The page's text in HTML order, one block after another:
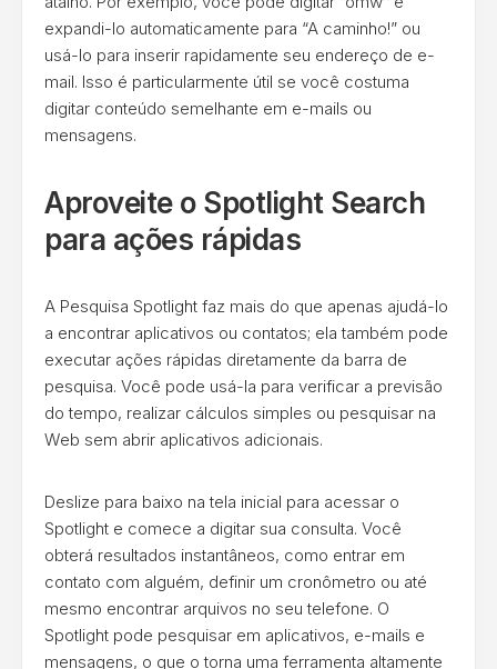
expandi-lo automaticamente para “A caminho!” ou
usá-lo para inserir rapidamente seu endereço de e-
mail. Isso é particularmente útil se você costuma
digitar conteúdo semelhante em e-mails ou
mensagens.
Aproveite o Spotlight Search
para ações rápidas
A Pesquisa Spotlight faz mais do que apenas ajudá-lo
a encontrar aplicativos ou contatos; ela também pode
executar ações rápidas diretamente da barra de
pesquisa. Você pode usá-la para verificar a previsão
do tempo, realizar cálculos simples ou pesquisar na
Web sem abrir aplicativos adicionais.
Deslize para baixo na tela inicial para acessar o
Spotlight e comece a digitar sua consulta. Você
obterá resultados instantâneos, como entrar em
contato com alguém, definir um cronômetro ou até
mesmo encontrar arquivos no seu telefone. O
Spotlight pode pesquisar em aplicativos, e-mails e
mensagens, o que o torna uma ferramenta altamente